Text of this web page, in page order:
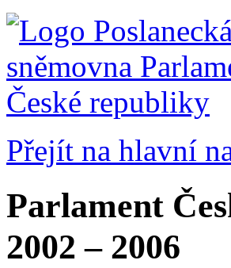
Přejít na hlavní
Parlament
2002 – 2006